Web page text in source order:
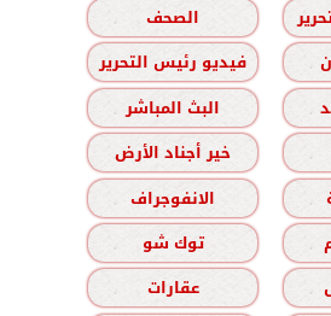
الصحف
فيديو رئيس التحرير
البث المباشر
خير أجناد الأرض
الانفوجراف
توك شو
عقارات